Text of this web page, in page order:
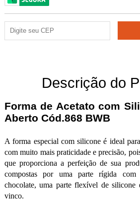
Descrição do
Forma de Acetato com
Aberto Cód.868 BWB
A forma especial com silicone é ideal
com muito mais praticidade e precisão,
que proporciona a perfeição de sua
compostas por uma parte rígida
chocolate, uma parte flexível de
vinco.